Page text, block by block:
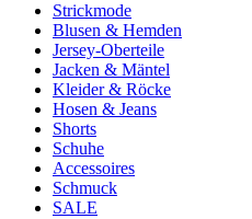
Strickmode
Blusen & Hemden
Jersey-Oberteile
Jacken & Mäntel
Kleider & Röcke
Hosen & Jeans
Shorts
Schuhe
Accessoires
Schmuck
SALE